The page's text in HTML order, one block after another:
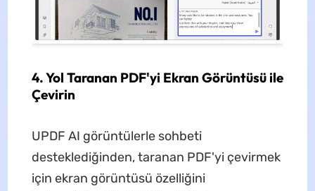
4. Yol Taranan PDF'yi Ekran Görüntüsü ile
Çevirin
UPDF AI görüntülerle sohbeti
desteklediğinden, taranan PDF'yi çevirmek
için ekran görüntüsü özelliğini